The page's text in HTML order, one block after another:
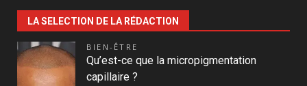
LA SELECTION DE LA RÉDACTION
BIEN-ÊTRE
Qu’est-ce que la micropigmentation
capillaire ?